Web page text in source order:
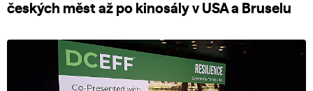
českých měst až po kinosály v USA a Bruselu